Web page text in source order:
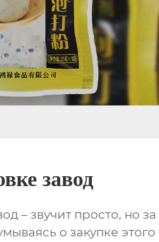
завод
– звучит просто, но
о закупке